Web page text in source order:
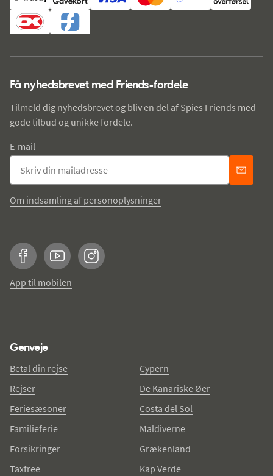
Få nyhedsbrevet med Friends-fordele
Tilmeld dig nyhedsbrevet og bliv en del af Spies Friends med
gode tilbud og unikke fordele.
E-mail
Om indsamling af personoplysninger
FacebookYouTubeInstagram
App til mobilen
Genveje
Betal din rejse
Rejser
Feriesæsoner
Familieferie
Forsikringer
Taxfree
Cypern
De Kanariske Øer
Costa del Sol
Maldiverne
Grækenland
Kap Verde